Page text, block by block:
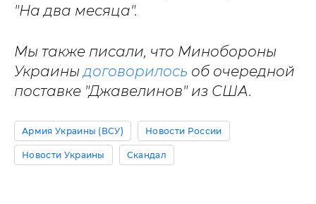
"На два месяца".
Мы также писали, что Минобороны
Украиныдоговорилось об очередной
поставке "Джавелинов" из США.
Армия Украины (ВСУ) Новости России
Новости Украины Скандал